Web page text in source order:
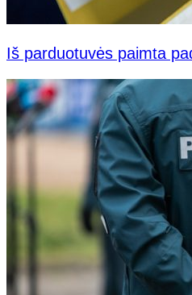
Iš parduotuvės paimta